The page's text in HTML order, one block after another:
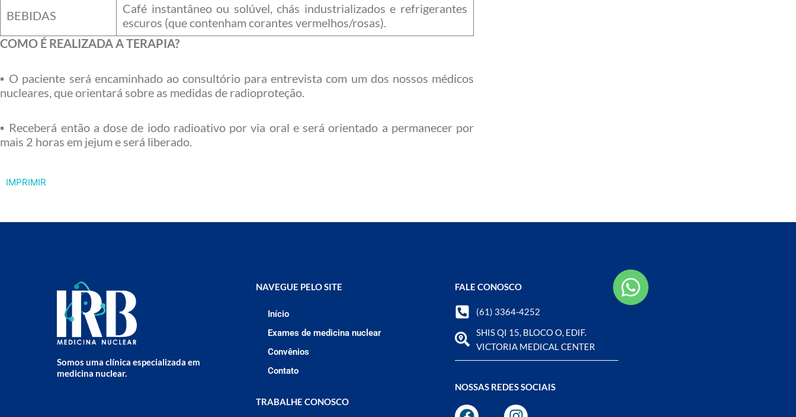
BEBIDAS
Café instantâneo ou solúvel, chás industrializados e refrigerantes
escuros (que contenham corantes vermelhos/rosas).
COMO É REALIZADA A TERAPIA?
▪ O paciente será encaminhado ao consultório para entrevista com um dos nossos médicos
nucleares, que orientará sobre as medidas de radioproteção.
▪ Receberá então a dose de iodo radioativo por via oral e será orientado a permanecer por
mais 2 horas em jejum e será liberado.
IMPRIMIR
Somos uma clínica especializada em
medicina nuclear.
NAVEGUE PELO SITE
Início
Exames de medicina nuclear
Convênios
Contato
TRABALHE CONOSCO
FALE CONOSCO
(61) 3364-4252
SHIS QI 15, BLOCO O, EDIF.
VICTORIA MEDICAL CENTER
NOSSAS REDES SOCIAIS
F
I